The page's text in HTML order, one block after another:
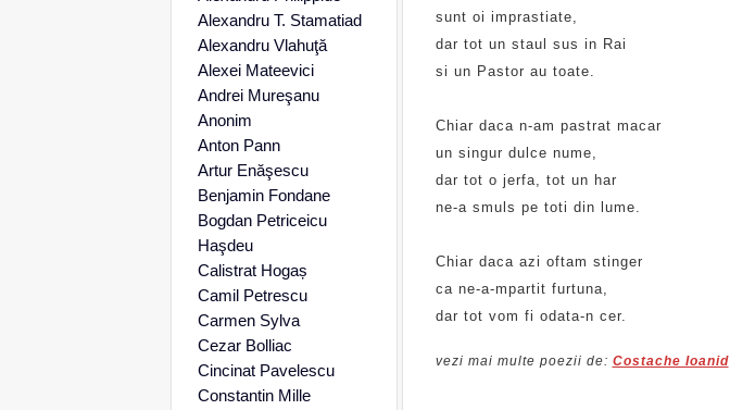
sunt oi imprastiate,
dar tot un staul sus in Rai
si un Pastor au toate.
Chiar daca n-am pastrat macar
un singur dulce nume,
dar tot o jerfa, tot un har
ne-a smuls pe toti din lume.
Chiar daca azi oftam stinger
ca ne-a-mpartit furtuna,
dar tot vom fi odata-n cer.
vezi mai multe poezii de: Costache Ioanid
Alexandru T. Stamatiad
Alexandru Vlahuţă
Alexei Mateevici
Andrei Mureşanu
Anonim
Anton Pann
Artur Enăşescu
Benjamin Fondane
Bogdan Petriceicu
Haşdeu
Calistrat Hogaș
Camil Petrescu
Carmen Sylva
Cezar Bolliac
Cincinat Pavelescu
Constantin Mille